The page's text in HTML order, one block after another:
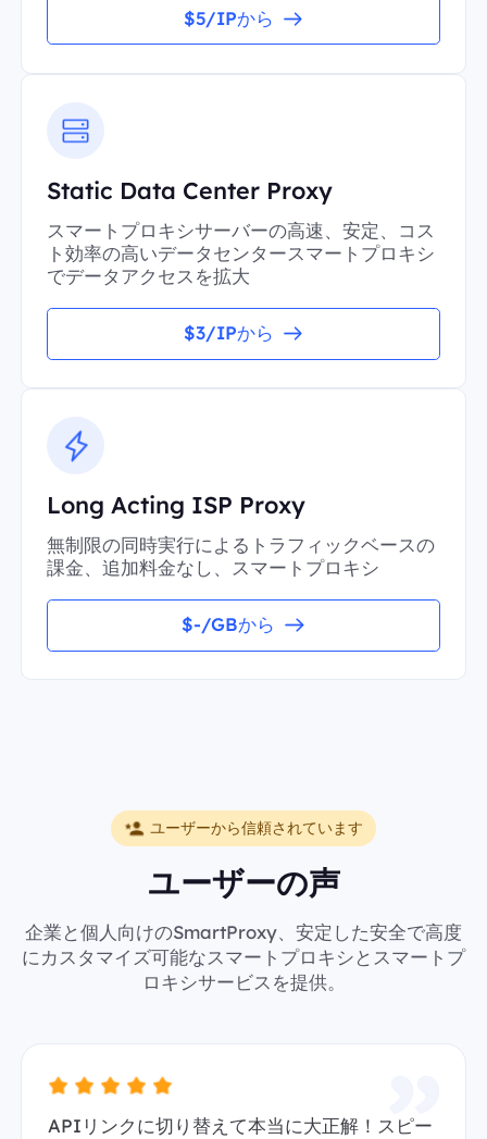
$5/IPから
Static Data Center Proxy
スマートプロキシサーバーの高速、安定、コス
ト効率の高いデータセンタースマートプロキシ
でデータアクセスを拡大
$3/IPから
Long Acting ISP Proxy
無制限の同時実行によるトラフィックベースの
課金、追加料金なし、スマートプロキシ
$-/GBから
ユーザーから信頼されています
ユーザーの声
企業と個人向けのSmartProxy、安定した安全で高度
にカスタマイズ可能なスマートプロキシとスマートプ
ロキシサービスを提供。
APIリンクに切り替えて本当に大正解！スピー